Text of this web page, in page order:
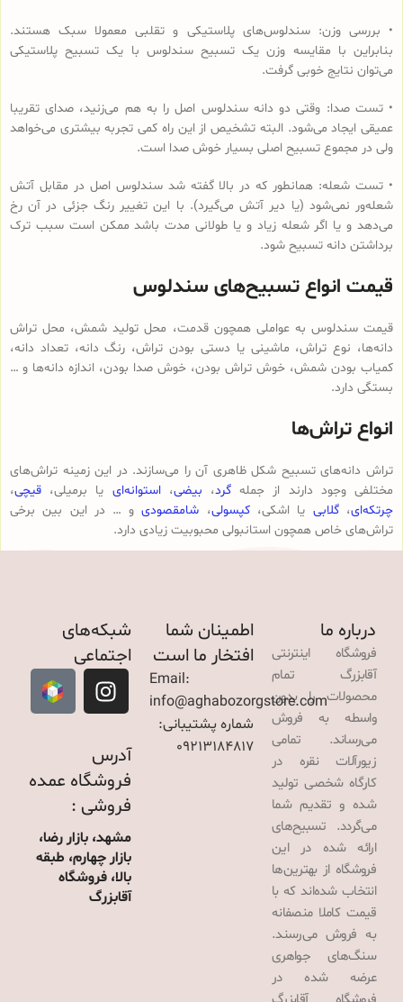
• بررسی وزن: سندلوس‌های پلاستیکی و تقلبی معمولا سبک هستند.
بنابراین با مقایسه وزن یک تسبیح سندلوس با یک تسبیح پلاستیکی
می‌توان نتایج خوبی گرفت.
• تست صدا: وقتی دو دانه سندلوس اصل را به هم می‌زنید، صدای تقریبا
عمیقی ایجاد می‌شود. البته تشخیص از این راه کمی تجربه بیشتری می‌خواهد
ولی در مجموع تسبیح اصلی بسیار خوش صدا است.
• تست شعله: همانطور که در بالا گفته شد سندلوس اصل در مقابل آتش
شعله‌ور نمی‌شود (یا دیر آتش می‌گیرد). با این تغییر رنگ جزئی در آن رخ
می‌دهد و یا اگر شعله زیاد و یا طولانی مدت باشد ممکن است سبب ترک
برداشتن دانه تسبیح شود.
قیمت انواع تسبیح‌های سندلوس
قیمت سندلوس به عواملی همچون قدمت، محل تولید شمش، محل تراش
دانه‌ها، نوع تراش، ماشینی یا دستی بودن تراش، رنگ دانه، تعداد دانه،
کمیاب بودن شمش، خوش تراش بودن، خوش صدا بودن، اندازه دانه‌ها و …
بستگی دارد.
انواع تراش‌ها
تراش دانه‌های تسبیح شکل ظاهری آن را می‌سازند. در این زمینه تراش‌های
مختلفی وجود دارند از جمله گرد، بیضی،استوانه‌ای یا برمیلی، قیچی،
چرتکه‌ای،گلابی یا اشکی،کپسولی، شامقصودیو … در این بین برخی
تراش‌های خاص همچون استانبولی محبوبیت زیادی دارد.
درباره ما
فروشگاه اینترنتی
آقابزرگ تمام
محصولات را بدون
واسطه به فروش
می‌رساند. تمامی
زیورآلات نقره در
کارگاه شخصی تولید
شده و تقدیم شما
می‌گردد. تسبیح‌های
ارائه شده در این
فروشگاه از بهترین‌ها
انتخاب شده‌اند که با
قیمت کاملا منصفانه
به فروش می‌رسند.
سنگ‌های جواهری
عرضه شده در
اطمینان شما
افتخار ما است
Email:
info@aghabozorgstore.com
شماره پشتیبانی:
09213184817
شبکه‌های
اجتماعی
آدرس
فروشگاه عمده
فروشی :
مشهد، بازار رضا،
بازار چهارم، طبقه
بالا، فروشگاه
آقابزرگ